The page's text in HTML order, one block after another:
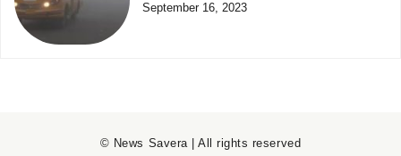
September 16, 2023
© News Savera | All rights reserved